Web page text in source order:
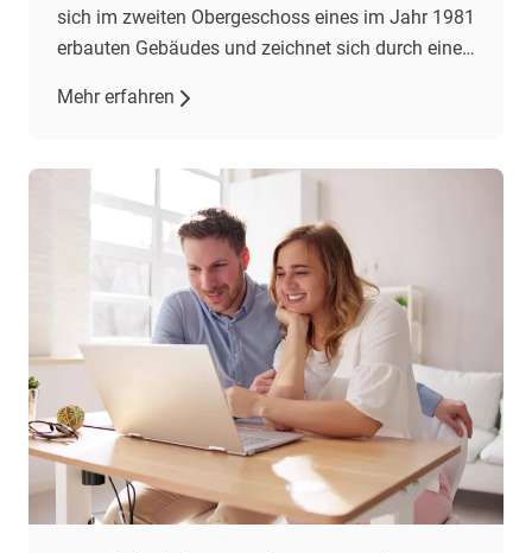
sich im zweiten Obergeschoss eines im Jahr 1981
erbauten Gebäudes und zeichnet sich durch einen
darunter zwei Schlafzimmer und ein
individuelle Wohnbedürfnisse. Das großzügige
Wohnzimmer […]
Mehr erfahren